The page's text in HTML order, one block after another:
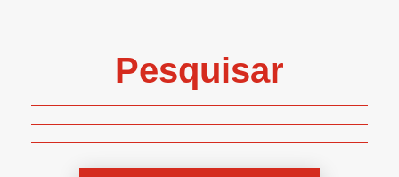
Pesquisar